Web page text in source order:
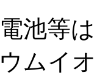
池等
ムイ